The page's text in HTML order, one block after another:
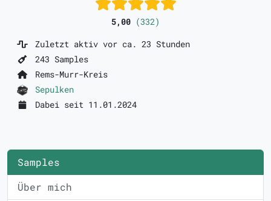
5,00 (332)
Zuletzt aktiv vor ca. 23 Stunden
243 Samples
Rems-Murr-Kreis
Sepulken
Dabei seit 11.01.2024
Samples
Über mich